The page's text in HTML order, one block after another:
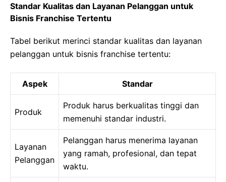
Standar Kualitas dan Layanan Pelanggan untuk
Bisnis Franchise Tertentu
Tabel berikut merinci standar kualitas dan layanan
pelanggan untuk bisnis franchise tertentu:
Aspek Standar
Produk
Produk harus berkualitas tinggi dan
memenuhi standar industri.
Layanan
Pelanggan
Pelanggan harus menerima layanan
yang ramah, profesional, dan tepat
waktu.